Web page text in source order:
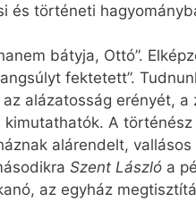
és történeti
bátyja, Ottó”.
fektetett”.
alázatosság erényét, a
A
alárendelt, vallásos
Szent László a
az egyház